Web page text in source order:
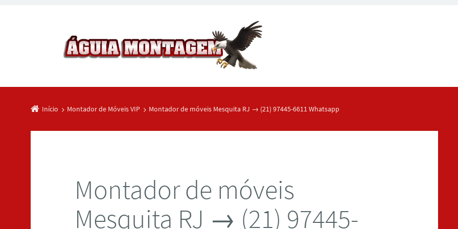
Início Montador de Móveis VIP Montador de móveis Mesquita RJ → (21) 97445-6611 Whatsapp
Montador de móveis
Mesquita RJ → (21) 97445-